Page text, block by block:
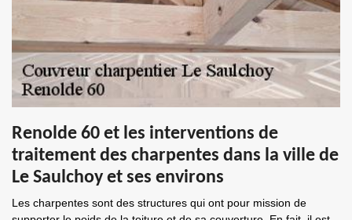
Renolde 60 et les interventions de
traitement des charpentes dans la ville de
Le Saulchoy et ses environs
Les charpentes sont des structures qui ont pour mission de